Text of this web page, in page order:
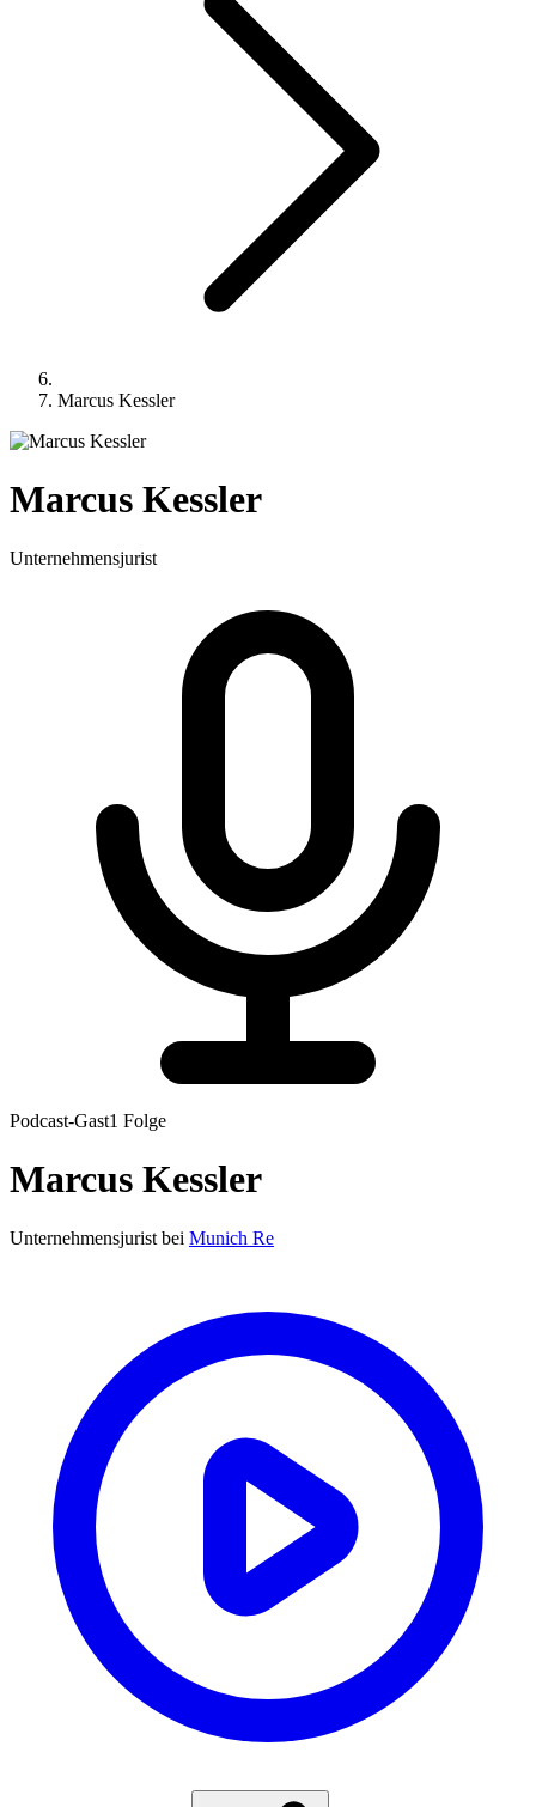
Marcus Kessler
Marcus Kessler
Unternehmensjurist
Podcast-Gast1 Folge
Marcus Kessler
Unternehmensjurist bei Munich Re